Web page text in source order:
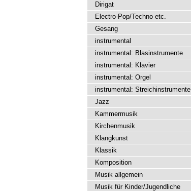
Dirigat
Electro-Pop/Techno etc.
Gesang
instrumental
instrumental: Blasinstrumente
instrumental: Klavier
instrumental: Orgel
instrumental: Streichinstrumente
Jazz
Kammermusik
Kirchenmusik
Klangkunst
Klassik
Komposition
Musik allgemein
Musik für Kinder/Jugendliche